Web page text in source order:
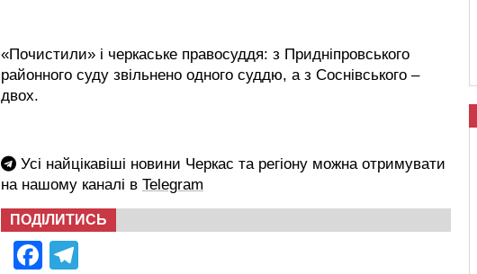
«Почистили» і черкаське правосуддя: з Придніпровського
районного суду звільнено одного суддю, а з Соснівського –
двох.
Усі найцікавіші новини Черкас та регіону можна отримувати
на нашому каналі в Telegram
ПОДІЛИТИСЬ
Facebook